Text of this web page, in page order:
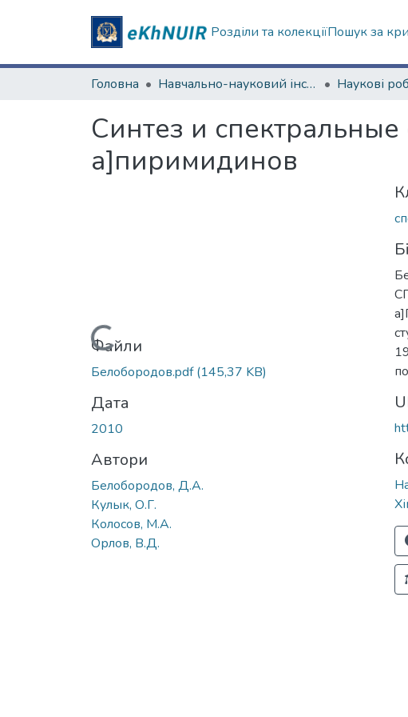
Розділи та колекціїПошук за
Головна Навчально-науковий інститут Хімії
Синтез и
а]пиримидинов
Вантажиться...
Файли
Белобородов.pdf(145,37 KB)
Дата
2010
Автори
Белобородов, Д.А.
Кулык, О.Г.
Колосов, М.А.
Орлов, В.Д.